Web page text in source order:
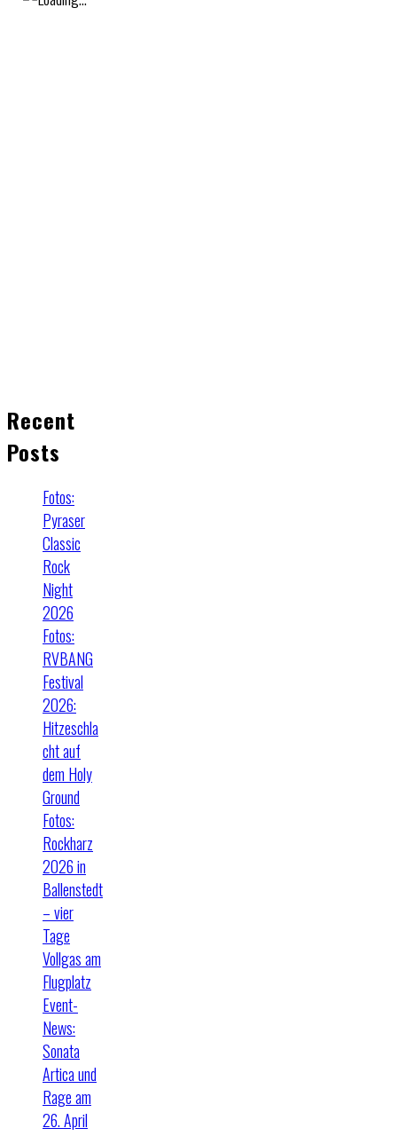
Recent
Posts
Fotos:
Pyraser
Classic
Rock
Night
2026
Fotos:
RVBANG
Festival
2026:
Hitzeschla
cht auf
dem Holy
Ground
Fotos:
Rockharz
2026 in
Ballenstedt
– vier
Tage
Vollgas am
Flugplatz
Event-
News:
Sonata
Artica und
Rage am
26. April